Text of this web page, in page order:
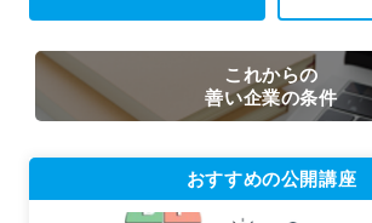
これからの
善い企業の条件
おすすめの公開講座